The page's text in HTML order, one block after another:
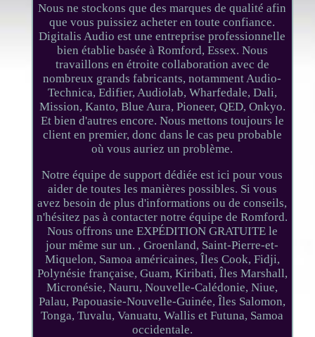
Nous ne stockons que des marques de qualité afin
que vous puissiez acheter en toute confiance.
Digitalis Audio est une entreprise professionnelle
bien établie basée à Romford, Essex. Nous
travaillons en étroite collaboration avec de
nombreux grands fabricants, notamment Audio-
Technica, Edifier, Audiolab, Wharfedale, Dali,
Mission, Kanto, Blue Aura, Pioneer, QED, Onkyo.
Et bien d'autres encore. Nous mettons toujours le
client en premier, donc dans le cas peu probable
où vous auriez un problème.
Notre équipe de support dédiée est ici pour vous
aider de toutes les manières possibles. Si vous
avez besoin de plus d'informations ou de conseils,
n'hésitez pas à contacter notre équipe de Romford.
Nous offrons une EXPÉDITION GRATUITE le
jour même sur un. , Groenland, Saint-Pierre-et-
Miquelon, Samoa américaines, Îles Cook, Fidji,
Polynésie française, Guam, Kiribati, Îles Marshall,
Micronésie, Nauru, Nouvelle-Calédonie, Niue,
Palau, Papouasie-Nouvelle-Guinée, Îles Salomon,
Tonga, Tuvalu, Vanuatu, Wallis et Futuna, Samoa
occidentale.